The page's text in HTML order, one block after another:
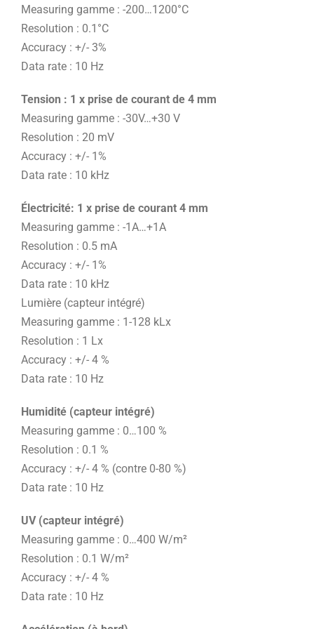
Measuring gamme : -200…1200°C
Resolution : 0.1°C
Accuracy : +/- 3%
Data rate : 10 Hz
Tension : 1 x prise de courant de 4 mm
Measuring gamme : -30V…+30 V
Resolution : 20 mV
Accuracy : +/- 1%
Data rate : 10 kHz
Électricité: 1 x prise de courant 4 mm
Measuring gamme : -1A…+1A
Resolution : 0.5 mA
Accuracy : +/- 1%
Data rate : 10 kHz
Lumière (capteur intégré)
Measuring gamme : 1-128 kLx
Resolution : 1 Lx
Accuracy : +/- 4 %
Data rate : 10 Hz
Humidité (capteur intégré)
Measuring gamme : 0…100 %
Resolution : 0.1 %
Accuracy : +/- 4 % (contre 0-80 %)
Data rate : 10 Hz
UV (capteur intégré)
Measuring gamme : 0…400 W/m²
Resolution : 0.1 W/m²
Accuracy : +/- 4 %
Data rate : 10 Hz